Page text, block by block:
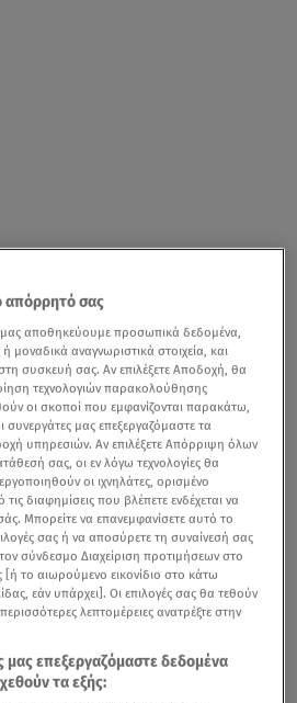
απόρρητό σας
μας αποθηκεύουμε προσωπικά δεδομένα,
αναγνωριστικά στοιχεία, και
συσκευή σας. Αν επιλέξετε Αποδοχή, θα
τεχνολογιών παρακολούθησης
οι σκοποί που εμφανίζονται παρακάτω,
συνεργάτες μας επεξεργαζόμαστε τα
υπηρεσιών. Αν επιλέξετε Απόρριψη όλων
σας, οι εν λόγω τεχνολογίες θα
οι ιχνηλάτες, ορισμένο
διαφημίσεις που βλέπετε ενδέχεται να
Μπορείτε να επανεμφανίσετε αυτό το
σας ή να αποσύρετε τη συναίνεσή σας
σύνδεσμο Διαχείριση προτιμήσεων στο
[ή το αιωρούμενο εικονίδιο στο κάτω
εάν υπάρχει]. Οι επιλογές σας θα τεθούν
λεπτομέρειες ανατρέξτε στην
μας επεξεργαζόμαστε δεδομένα
τα εξής: